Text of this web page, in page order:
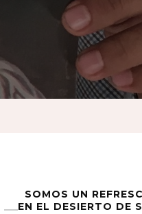
SOMOS UN
EN EL DESIERTO DE